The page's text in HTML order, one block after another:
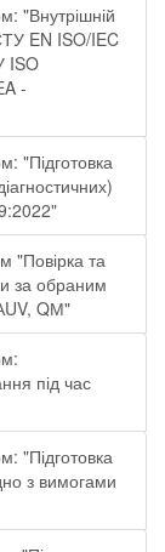
"Внутрішній
EN ISO/IEC
ISO
-
"Підготовка
"Повірка та
за обраним
QМ"
під час
"Підготовка
з вимогами